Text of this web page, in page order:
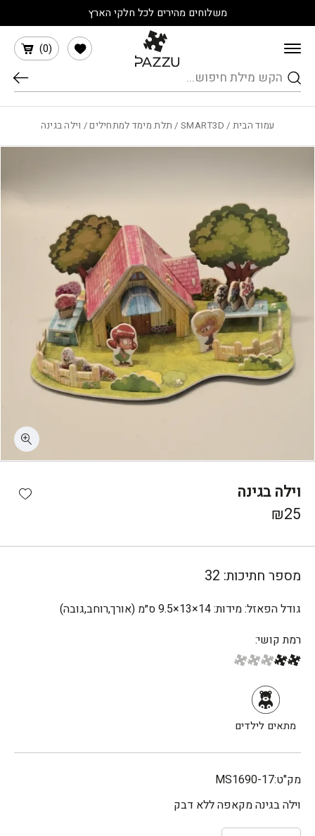
משלוחים מהירים לכל חלקי הארץ
חיפוש
(
0
)
הרשימה שלי
עמוד הבית /
SMART3D
/ תלת מימד למתחילים/ וילה בגינה
וילה בגינה
₪25
מספר חתיכות: 32
גודל הפאזל:מידות: 14×13×9.5 ס״מ (אורך,רוחב,גובה)
רמת קושי:
מתאים לילדים
מק"ט:MS1690-17
וילה בגינה מקאפה ללא דבק